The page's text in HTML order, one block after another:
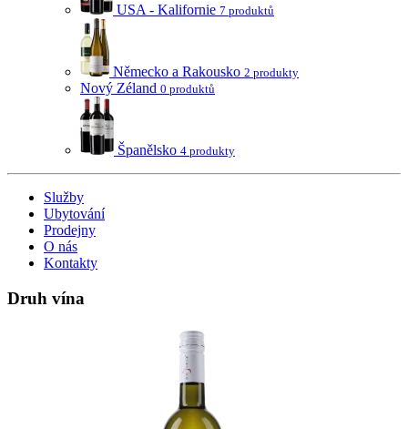
USA - Kalifornie 7 produktů
Německo a Rakousko 2 produkty
Nový Zéland 0 produktů
Španělsko 4 produkty
Služby
Ubytování
Prodejny
O nás
Kontakty
Druh vína